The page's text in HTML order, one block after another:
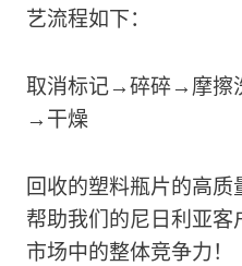
艺流程如下：
取消标记→碎碎→摩擦
→干燥
回收的塑料瓶片的高
帮助我们的尼日利亚
市场中的整体竞争力！